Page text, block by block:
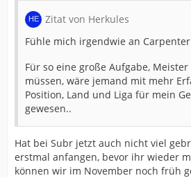
Zitat von Herkules
Fühle mich irgendwie an
Für so eine große Aufgabe,
müssen, wäre jemand mit mehr
Position, Land und Liga für mein
gewesen..
Hat bei Subr jetzt auch nicht viel
erstmal anfangen, bevor ihr wieder
können wir im November noch früh